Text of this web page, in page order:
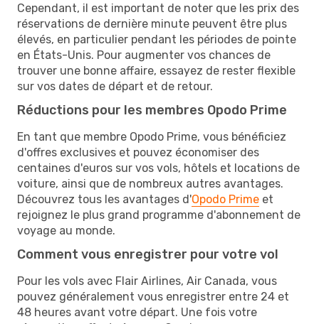
Cependant, il est important de noter que les prix des
réservations de dernière minute peuvent être plus
élevés, en particulier pendant les périodes de pointe
en États-Unis. Pour augmenter vos chances de
trouver une bonne affaire, essayez de rester flexible
sur vos dates de départ et de retour.
Réductions pour les membres Opodo Prime
En tant que membre Opodo Prime, vous bénéficiez
d'offres exclusives et pouvez économiser des
centaines d'euros sur vos vols, hôtels et locations de
voiture, ainsi que de nombreux autres avantages.
Découvrez tous les avantages d'Opodo Prime et
rejoignez le plus grand programme d'abonnement de
voyage au monde.
Comment vous enregistrer pour votre vol
Pour les vols avec Flair Airlines, Air Canada, vous
pouvez généralement vous enregistrer entre 24 et
48 heures avant votre départ. Une fois votre